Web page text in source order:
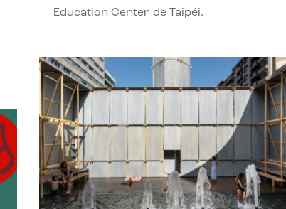
Education Center de Taipéi.